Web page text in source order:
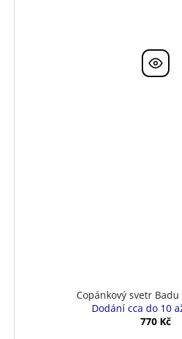
Copánkový svetr
Dodání cca do 10
770 Kč